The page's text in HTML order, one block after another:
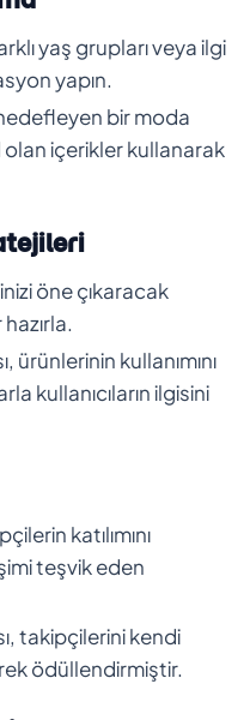
yaş grupları veya ilgi
yapın.
bir moda
olan içerikler kullanarak
öne çıkaracak
ürünlerinin kullanımını
kullanıcıların ilgisini
katılımını
teşvik eden
takipçilerini kendi
ödüllendirmiştir.